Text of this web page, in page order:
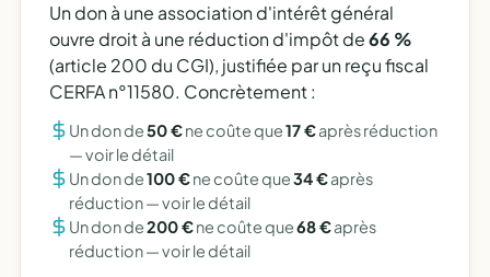
Un don à une association d'intérêt général
ouvre droit à une réduction d'impôt de66 %
(article 200 du CGI), justifiée par un reçu fiscal
CERFA n°11580. Concrètement :
Un don de50 €ne coûte que17 €après réduction
—voir le détail
Un don de100 €ne coûte que34 €après
réduction —voir le détail
Un don de200 €ne coûte que68 €après
réduction —voir le détail